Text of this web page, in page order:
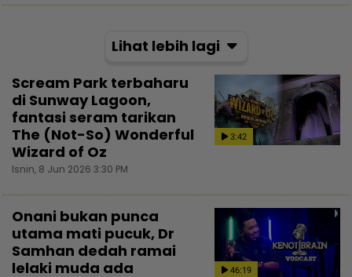
Lihat lebih lagi
3:42
Scream Park terbaharu
di Sunway Lagoon,
fantasi seram tarikan
The (Not-So) Wonderful
Wizard of Oz
Isnin, 8 Jun 2026 3:30 PM
46:19
Onani bukan punca
utama mati pucuk, Dr
Samhan dedah ramai
lelaki muda ada